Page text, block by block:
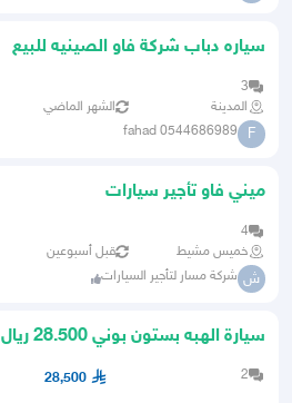
سياره دباب شركة فاو الصينيه للبيع
3
المدينة
الشهر الماضي
F
fahad 0544686989
ميني فاو تأجير سيارات
4
خميس مشيط
قبل أسبوعين
ش شركة مسار لتأجير السيارات
سيارة الهبه بستون بوني 28.500 ريال
استيراد
2
28,500